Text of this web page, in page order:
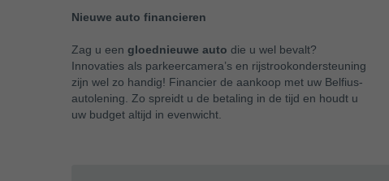
Nieuwe auto financieren
Zag u een gloednieuwe auto die u wel bevalt?
Innovaties als parkeercamera’s en rijstrookondersteuning
zijn wel zo handig! Financier de aankoop met uw Belfius-
autolening. Zo spreidt u de betaling in de tijd en houdt u
uw budget altijd in evenwicht.